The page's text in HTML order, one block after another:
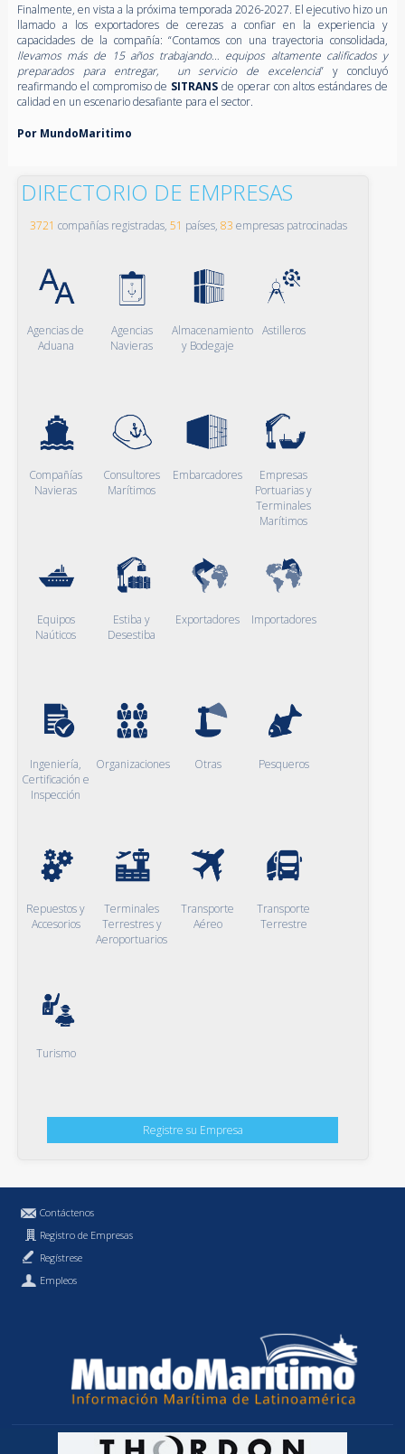
Finalmente, en vista a la próxima temporada 2026-2027. El ejecutivo hizo un
llamado a los exportadores de cerezas a confiar en la experiencia y
capacidades de la compañía: “Contamos con una trayectoria consolidada,
llevamos más de 15 años trabajando… equipos altamente calificados y
preparados para entregar, un servicio de excelencia” y concluyó
reafirmando el compromiso de SITRANS de operar con altos estándares de
calidad en un escenario desafiante para el sector.
Por MundoMaritimo
DIRECTORIO DE EMPRESAS
3721 compañías registradas, 51 países, 83 empresas patrocinadas
Agencias de
Aduana
Agencias
Navieras
Almacenamiento
y Bodegaje
Astilleros
Compañías
Navieras
Consultores
Marítimos
Embarcadores
Empresas
Portuarias y
Terminales
Marítimos
Equipos
Naúticos
Estiba y
Desestiba
Exportadores Importadores
Ingeniería,
Certificación e
Inspección
Organizaciones Otras Pesqueros
Repuestos y
Accesorios
Terminales
Terrestres y
Aeroportuarios
Transporte
Aéreo
Transporte
Terrestre
Turismo
Registre su Empresa
Contáctenos
Registro de Empresas
Regístrese
Empleos
Política de Privacidad